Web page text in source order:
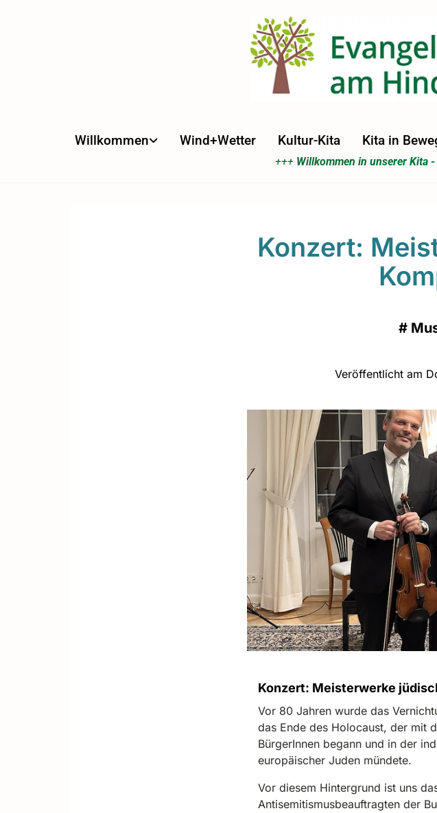
Willkommen Wind+Wetter Kultur-Kita Kita in
+++ Willkommen in unserer Kita
Konzert:
#
Veröffentlicht am
Konzert: Meisterwerke
Vor 80 Jahren wurde das
das Ende des Holocaust, der mit
BürgerInnen begann und in der
europäischer Juden mündete.
Vor diesem Hintergrund ist uns
Antisemitismusbeauftragten der